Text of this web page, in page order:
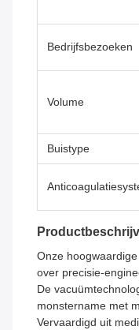
Bedrijfsbezoeken
Volume
Buistype
Onze
over precisie-
De
monstername met
Vervaardigd uit